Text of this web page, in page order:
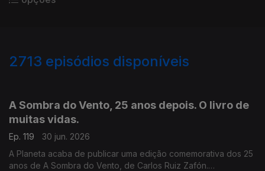
2713 episódios disponíveis
A Sombra do Vento, 25 anos depois. O livro de
muitas vidas.
Ep. 119
30 jun. 2026
A Planeta acaba de publicar uma edição comemorativa dos 25
anos de A Sombra do Vento, de Carlos Ruiz Zafón.